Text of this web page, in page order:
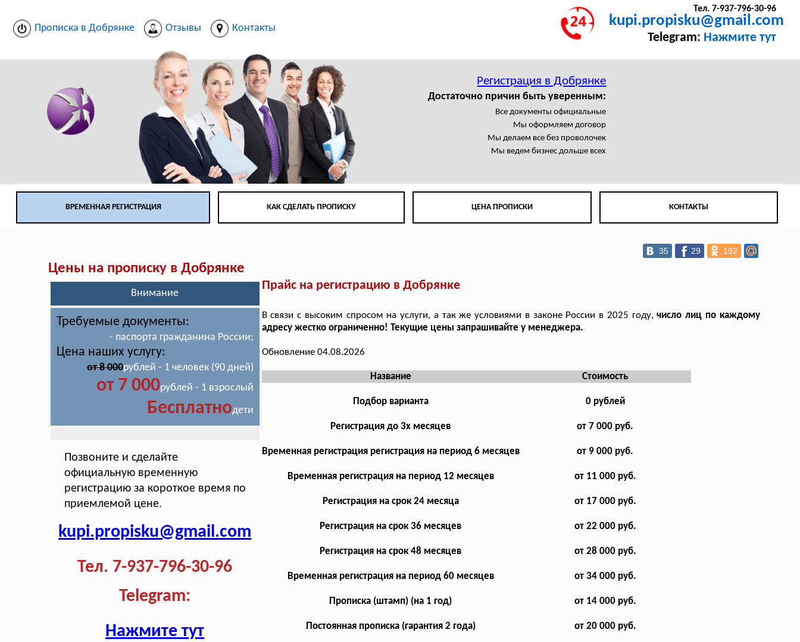
Прописка в Добрянке Отзывы Контакты
Тел. 7-937-796-30-96
kupi.propisku@gmail.com
Telegram: Нажмите тут
Регистрация в Добрянке
Достаточно причин быть уверенным:
Все документы официальные
Мы оформляем договор
Мы делаем все без проволочек
Мы ведем бизнес дольше всех
ВРЕМЕННАЯ РЕГИСТРАЦИЯ КАК СДЕЛАТЬ ПРОПИСКУ ЦЕНА ПРОПИСКИ КОНТАКТЫ
35 29 192
Цены на прописку в Добрянке
Внимание
Требуемые документы:
- паспорта гражданина России;
Цена наших услугу:
от 8 000рублей - 1 человек (90 дней)
от 7 000рублей - 1 взрослый
Бесплатнодети
Позвоните и сделайте
официальную временную
регистрацию за короткое время по
приемлемой цене.
kupi.propisku@gmail.com
Тел. 7-937-796-30-96
Telegram:
Нажмите тут
Прайс на регистрацию в Добрянке
В связи с высоким спросом на услуги, а так же условиями в законе России в 2025 году,число лиц по каждому
адресу жестко ограниченно! Текущие цены запрашивайте у менеджера.
Обновление 04.08.2026
Название Стоимость
Подбор варианта 0 рублей
Регистрация до 3х месяцев от 7 000 руб.
Временная регистрация регистрация на период 6 месяцев от 9 000 руб.
Временная регистрация на период 12 месяцев от 11 000 руб.
Регистрация на срок 24 месяца от 17 000 руб.
Регистрация на срок 36 месяцев от 22 000 руб.
Регистрация на срок 48 месяцев от 28 000 руб.
Временная регистрация на период 60 месяцев от 34 000 руб.
Прописка (штамп) (на 1 год) от 14 000 руб.
Постоянная прописка (гарантия 2 года) от 20 000 руб.